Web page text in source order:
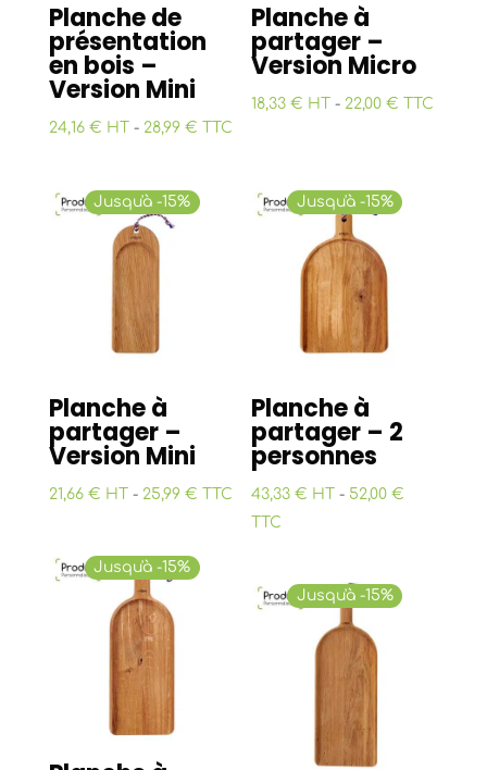
Planche de
présentation
en bois –
Version Mini
24,16 € HT - 28,99 € TTC
Planche à
partager –
Version Micro
18,33 € HT - 22,00 € TTC
Jusqu'à -15%
Planche à
partager –
Version Mini
21,66 € HT- 25,99 € TTC
Jusqu'à -15%
Planche à
partager – 2
personnes
43,33 € HT - 52,00 €
TTC
Jusqu'à -15%
Jusqu'à -15%